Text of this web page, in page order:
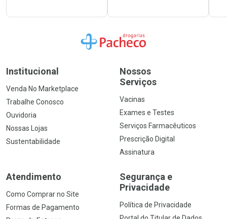
Ir para a Home
Institucional
Venda No Marketplace
Trabalhe Conosco
Ouvidoria
Nossas Lojas
Sustentabilidade
Nossos
Serviços
Vacinas
Exames e Testes
Serviços Farmacêuticos
Prescrição Digital
Assinatura
Atendimento
Como Comprar no Site
Formas de Pagamento
Segurança e
Privacidade
Política de Privacidade